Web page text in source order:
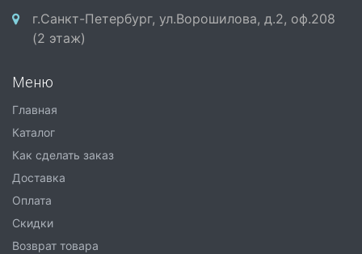
г.Санкт-Петербург, ул.Ворошилова, д.2, оф.208
(2 этаж)
Меню
Главная
Каталог
Как сделать заказ
Доставка
Оплата
Скидки
Возврат товара